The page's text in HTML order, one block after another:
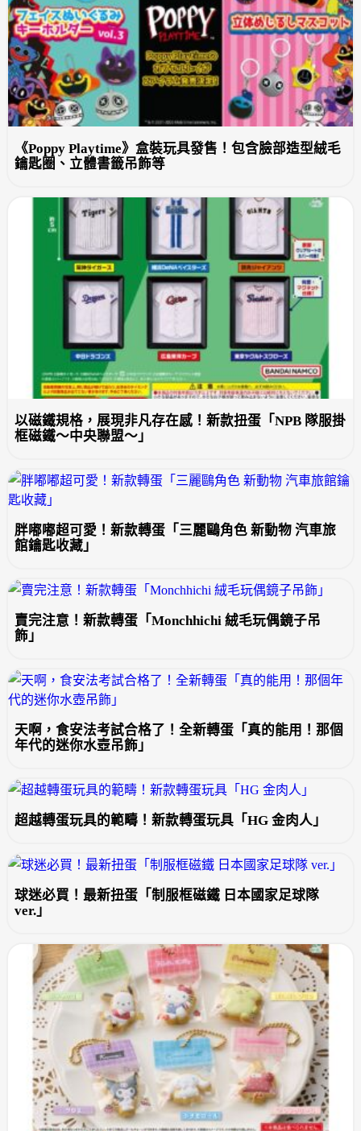
《Poppy Playtime》盒裝玩具發售！包含臉部造型絨毛
鑰匙圈、立體書籤吊飾等
以磁鐵規格，展現非凡存在感！新款扭蛋「NPB 隊服掛
框磁鐵～中央聯盟～」
胖嘟嘟超可愛！新款轉蛋「三麗鷗角色 新動物 汽車旅
館鑰匙收藏」
賣完注意！新款轉蛋「Monchhichi 絨毛玩偶鏡子吊
飾」
天啊，食安法考試合格了！全新轉蛋「真的能用！那個
年代的迷你水壺吊飾」
超越轉蛋玩具的範疇！新款轉蛋玩具「HG 金肉人」
球迷必買！最新扭蛋「制服框磁鐵 日本國家足球隊
ver.」